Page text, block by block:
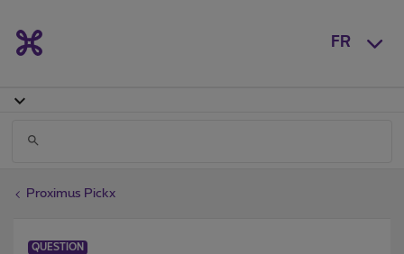
FR
Proximus Pickx
QUESTION